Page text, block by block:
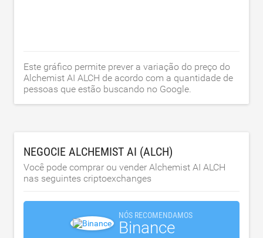
Este gráfico permite prever a variação do preço do
Alchemist AI ALCH de acordo com a quantidade de
pessoas que estão buscando no Google.
NEGOCIE ALCHEMIST AI (ALCH)
Você pode comprar ou vender Alchemist AI ALCH
nas seguintes criptoexchanges
NÓS RECOMENDAMOS
Binance